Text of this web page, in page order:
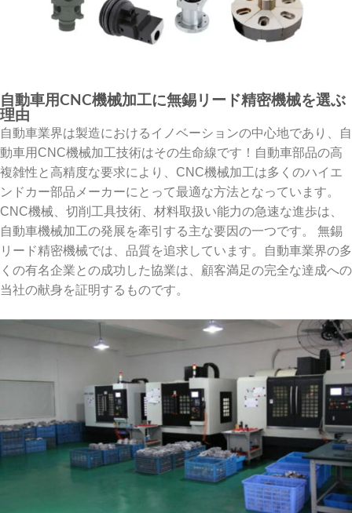
自動車用CNC機械加工に無錫リード精密機械を選ぶ
理由
自動車業界は製造におけるイノベーションの中心地であり、自
動車用CNC機械加工技術はその生命線です！自動車部品の高
複雑性と高精度な要求により、CNC機械加工は多くのハイエ
ンドカー部品メーカーにとって最適な方法となっています。
CNC機械、切削工具技術、材料取扱い能力の急速な進歩は、
自動車機械加工の発展を牽引する主な要因の一つです。 無錫
リード精密機械では、品質を追求しています。自動車業界の多
くの有名企業との成功した協業は、顧客満足の完全な達成への
当社の献身を証明するものです。